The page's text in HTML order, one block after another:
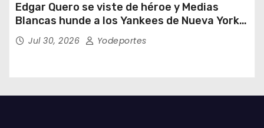
Edgar Quero se viste de héroe y Medias
Blancas hunde a los Yankees de Nueva York
en doce entradas
Jul 30, 2026 Yodeportes